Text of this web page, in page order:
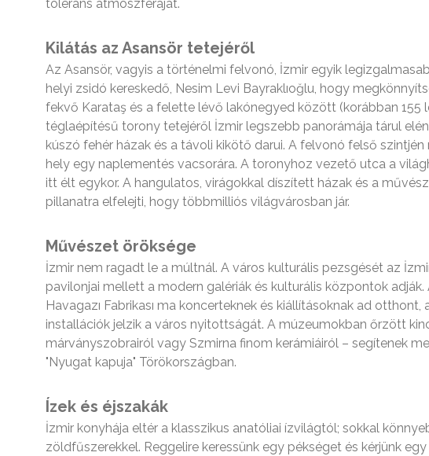
toleráns atmoszféráját.
Kilátás az Asansör tetejéről
Az Asansör, vagyis a történelmi felvonó, İzmir egyik
helyi zsidó kereskedő, Nesim Levi Bayraklıoğlu, hogy
fekvő Karataş és a felette lévő lakónegyed között (korábban
téglaépítésű torony tetejéről İzmir legszebb panorámája tárul
kúszó fehér házak és a távoli kikötő darui. A felvonó felső
hely egy naplementés vacsorára. A toronyhoz vezető utca a
itt élt egykor. A hangulatos, virágokkal díszített házak és a
pillanatra elfelejti, hogy többmilliós világvárosban jár.
Művészet öröksége
İzmir nem ragadt le a múltnál. A város kulturális pezsgését az
pavilonjai mellett a modern galériák és kulturális központok
Havagazı Fabrikası ma koncerteknek és kiállításoknak ad
installációk jelzik a város nyitottságát. A múzeumokban őrzött
márványszobrairól vagy Szmirna finom kerámiáiról – segítenek
"Nyugat kapuja" Törökországban.
Ízek és éjszakák
İzmir konyhája eltér a klasszikus anatóliai ízvilágtól; sokkal
zöldfűszerekkel. Reggelire keressünk egy pékséget és kérjünk